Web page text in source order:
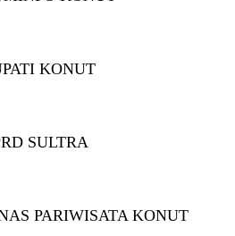
KONUT
SULTRA
PARIWISATA KONUT